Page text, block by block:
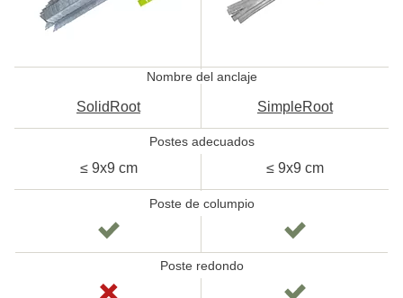
Nombre del anclaje
SolidRoot SimpleRoot
Postes adecuados
≤ 9x9 cm ≤ 9x9 cm
Poste de columpio
Poste redondo